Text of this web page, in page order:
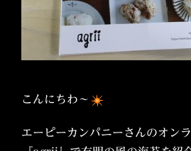
こんにちわ〜
エーピーカンパニーさんのオン